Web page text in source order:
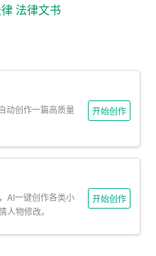
的分析研究，了解不同
达和逻辑思维。严谨的文
顺、格式规范等方面。逻
、论证有力、结论明确。
律术语，避免口语化和模
法律文书
动创作一篇高质量
开始创作
AI一键创作各类小
人物修改。
开始创作